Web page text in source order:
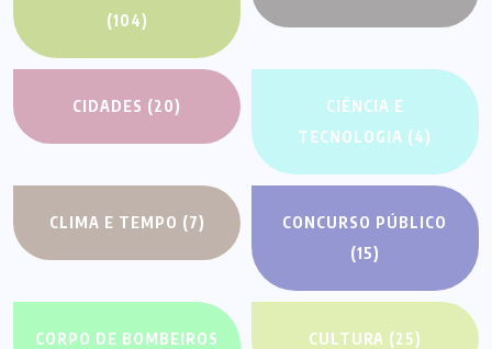
(104)
CIDADES (20)
CIÊNCIA E
TECNOLOGIA (4)
CLIMA E TEMPO (7)
CONCURSO PÚBLICO
(15)
CORPO DE BOMBEIROS
CULTURA (25)